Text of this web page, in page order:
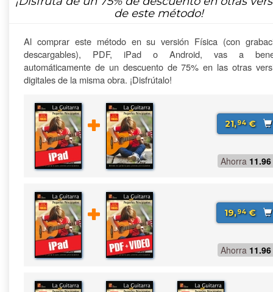
de este método!
Al comprar este método en su versión Física (con
descargables), PDF, iPad o Android, vas a
automáticamente de un descuento de 75% en las otras
digitales de la misma obra. ¡Disfrútalo!
21,94€
Ahorra 11.96
19,94€
Ahorra 11.96